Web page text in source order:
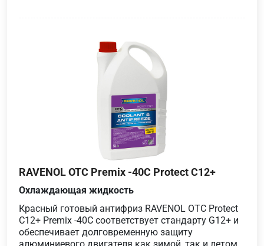
RAVENOL OTC Premix -40C Protect C12+
Охлаждающая жидкость
Красный готовый антифриз RAVENOL OTC Protect
C12+ Premix -40C соответствует стандарту G12+ и
обеспечивает долговременную защиту